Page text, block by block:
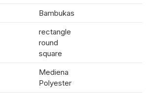
Bambukas
rectangle
round
square
Mediena
Polyester